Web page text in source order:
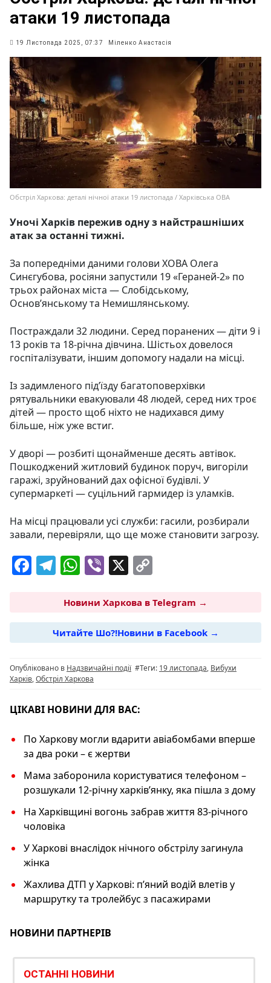
атаки 19 листопада
19 Листопада 2025, 07:37 Міленко Анастасія
Обстріл Харкова: деталі нічної атаки 19 листопада / Харківська ОВА
Уночі Харків пережив одну з найстрашніших
атак за останні тижні.
За попередніми даними голови ХОВА Олега
Синєгубова, росіяни запустили 19 «Гераней-2» по
трьох районах міста — Слобідському,
Основ’янському та Немишлянському.
Постраждали 32 людини. Серед поранених — діти 9 і
13 років та 18-річна дівчина. Шістьох довелося
госпіталізувати, іншим допомогу надали на місці.
Із задимленого під’їзду багатоповерхівки
рятувальники евакуювали 48 людей, серед них троє
дітей — просто щоб ніхто не надихався диму
більше, ніж уже встиг.
У дворі — розбиті щонайменше десять автівок.
Пошкоджений житловий будинок поруч, вигоріли
гаражі, зруйнований дах офісної будівлі. У
супермаркеті — суцільний гармидер із уламків.
На місці працювали усі служби: гасили, розбирали
завали, перевіряли, що ще може становити загрозу.
F
e
b
o
o
k
T
e
g
ra
m
W
at
s
A
p
p
Vi
er
X
p
y
Li
n
Новини Харкова в Telegram →
Читайте Шо?!Новини в Facebook →
Опубліковано в Надзвичайні події #Теги: 19 листопада, Вибухи
Харків,Обстріл Харкова
ЦІКАВІ НОВИНИ ДЛЯ ВАС:
По Харкову могли вдарити авіабомбами вперше
за два роки – є жертви
Мама заборонила користуватися телефоном –
розшукали 12-річну харківʼянку, яка пішла з дому
На Харківщині вогонь забрав життя 83-річного
чоловіка
У Харкові внаслідок нічного обстрілу загинула
жінка
Жахлива ДТП у Харкові: пʼяний водій влетів у
маршрутку та тролейбус з пасажирами
НОВИНИ ПАРТНЕРІВ
ОСТАННІ НОВИНИ